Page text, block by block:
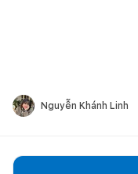
Nguyễn Khánh Linh